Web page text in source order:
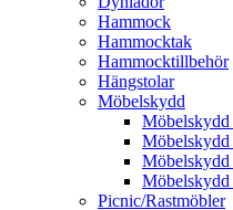
Hammock
Hammocktak
Hammocktillbehör
Hängstolar
Möbelskydd
Picnic/Rastmöbler